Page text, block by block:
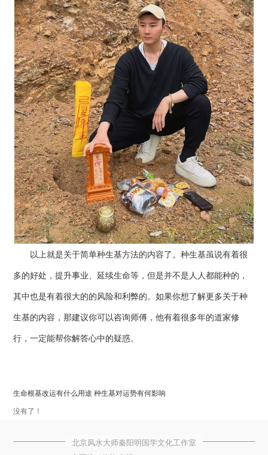
以上就是关于简单种生基方法的内容了。种生基虽说有着很
多的好处，提升事业、延续生命等，但是并不是人人都能种的，
其中也是有着很大的的风险和利弊的。如果你想了解更多关于种
生基的内容，那建议你可以咨询师傅，他有着很多年的道家修
行，一定能帮你解答心中的疑惑。
生命根基改运有什么用途 种生基对运势有何影响
没有了！
北京风水大师秦阳明国学文化工作室